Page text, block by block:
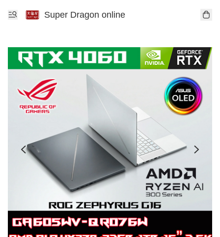
Super Dragon online